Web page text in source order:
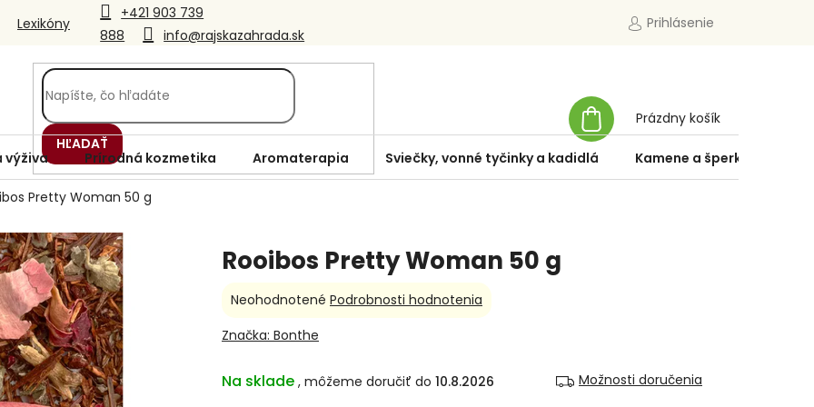
+421 903 739
888
info@rajskazahrada.sk
Lexikóny Prihlásenie
HĽADAŤ
KOŠÍK
Prázdny košík
výživa Prírodná kozmetika Aromaterapia Sviečky, vonné tyčinky a kadidlá Kamene a šperky
Pretty Woman 50 g
Rooibos Pretty Woman 50 g
Na sklade 10.8.2026 Možnosti doručenia
Priemerné
produktu
z
Neohodnotené Podrobnosti hodnotenia
Značka: Bonthe